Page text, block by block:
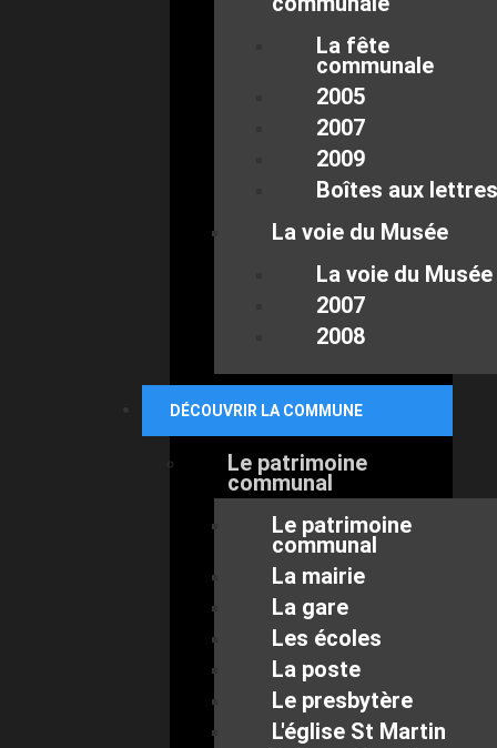
La fête
communale
2005
2007
2009
Boîtes aux lettres
La voie du Musée
La voie du Musée
2007
2008
DÉCOUVRIR LA COMMUNE
Le patrimoine
communal
Le patrimoine
communal
La mairie
La gare
Les écoles
La poste
Le presbytère
L'église St Martin